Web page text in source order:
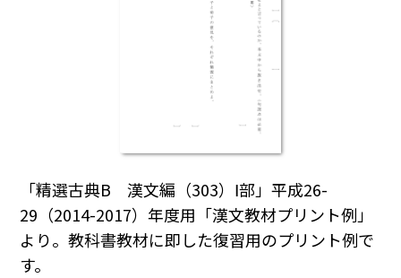
「精選古典B 漢文編（303）Ⅰ部」平成26-
29（2014-2017）年度用「漢文教材プリント例」
より。教科書教材に即した復習用のプリント例で
す。